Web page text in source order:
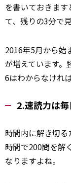
を書いておきま
て、残りの3分で
2016年5月から始
が増えています。
6はわからなけれ
2.速読力は
時間内に解き切
時間で200問を解
なりますよね。